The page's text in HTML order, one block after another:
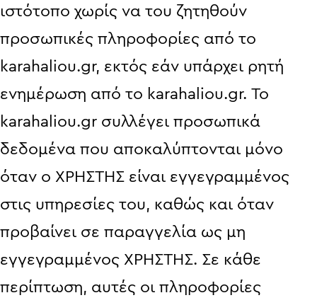
ιστότοπο χωρίς να του ζητηθούν
προσωπικές πληροφορίες από το
karahaliou.gr, εκτός εάν υπάρχει ρητή
ενημέρωση από το karahaliou.gr. Το
karahaliou.gr συλλέγει προσωπικά
δεδομένα που αποκαλύπτονται μόνο
όταν ο ΧΡΗΣΤΗΣ είναι εγγεγραμμένος
στις υπηρεσίες του, καθώς και όταν
προβαίνει σε παραγγελία ως μη
εγγεγραμμένος ΧΡΗΣΤΗΣ. Σε κάθε
περίπτωση, αυτές οι πληροφορίες